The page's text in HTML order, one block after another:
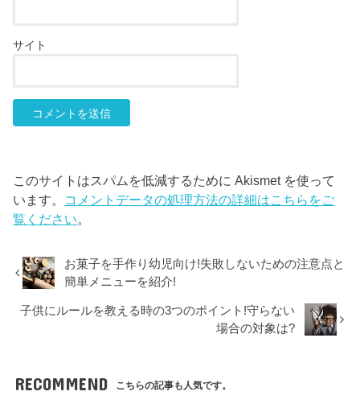
サイト
このサイトはスパムを低減するために Akismet を使って
います。 コメントデータの処理方法の詳細はこちらをご
覧ください。
お菓子を手作り幼児向け!失敗しないための注意点と
簡単メニューを紹介!
子供にルールを教える時の3つのポイント!守らない
場合の対象は?
RECOMMEND こちらの記事も人気です。